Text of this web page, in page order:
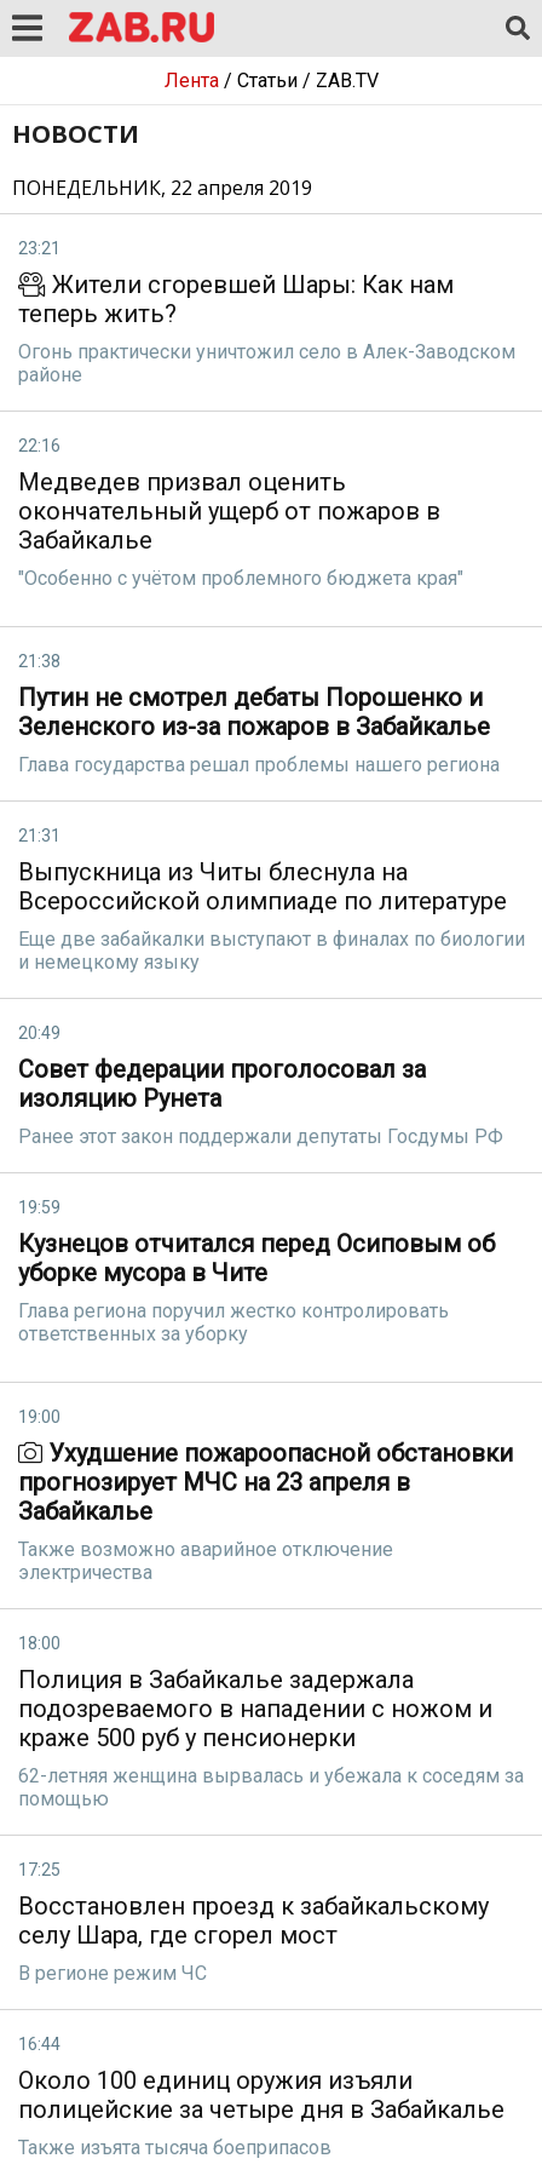
Лента/ Статьи/ ZAB.TV
НОВОСТИ
ПОНЕДЕЛЬНИК, 22 апреля 2019
23:21
Жители сгоревшей Шары: Как нам
теперь жить?
Огонь практически уничтожил село в Алек-Заводском
районе
22:16
Медведев призвал оценить
окончательный ущерб от пожаров в
Забайкалье
"Особенно с учётом проблемного бюджета края"
21:38
Путин не смотрел дебаты Порошенко и
Зеленского из-за пожаров в Забайкалье
Глава государства решал проблемы нашего региона
21:31
Выпускница из Читы блеснула на
Всероссийской олимпиаде по литературе
Еще две забайкалки выступают в финалах по биологии
и немецкому языку
20:49
Совет федерации проголосовал за
изоляцию Рунета
Ранее этот закон поддержали депутаты Госдумы РФ
19:59
Кузнецов отчитался перед Осиповым об
уборке мусора в Чите
Глава региона поручил жестко контролировать
ответственных за уборку
19:00
Ухудшение пожароопасной обстановки
прогнозирует МЧС на 23 апреля в
Забайкалье
Также возможно аварийное отключение
электричества
18:00
Полиция в Забайкалье задержала
подозреваемого в нападении с ножом и
краже 500 руб у пенсионерки
62-летняя женщина вырвалась и убежала к соседям за
помощью
17:25
Восстановлен проезд к забайкальскому
селу Шара, где сгорел мост
В регионе режим ЧС
16:44
Около 100 единиц оружия изъяли
полицейские за четыре дня в Забайкалье
Также изъята тысяча боеприпасов